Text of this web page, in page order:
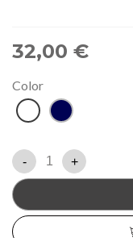
32,00 €
Color
Blanc
Bleu
marine
- +